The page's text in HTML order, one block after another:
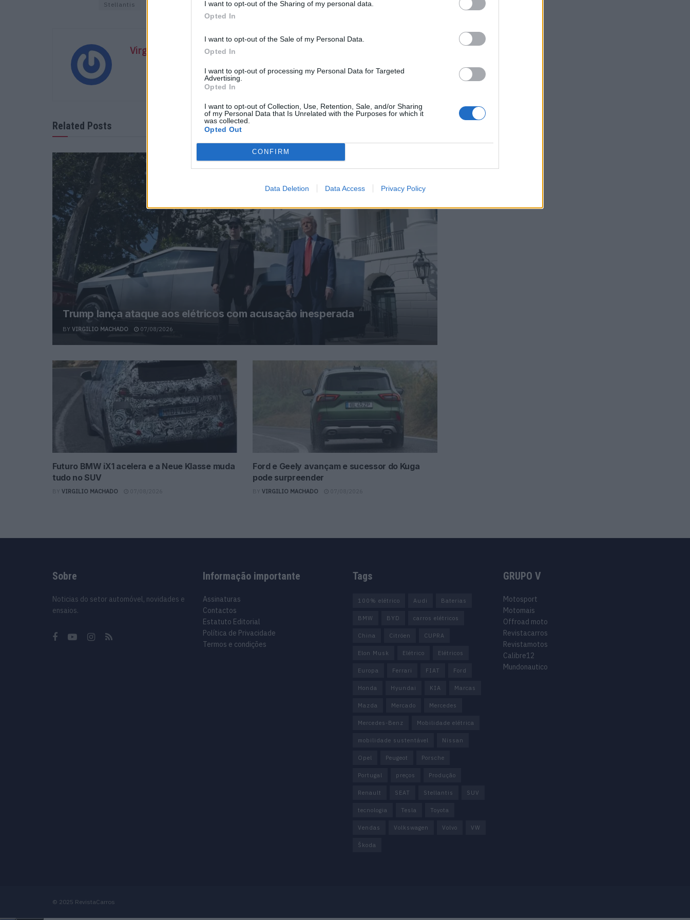
I want to opt-out of the Sharing of my personal data.
Opted In
I want to opt-out of the Sale of my Personal Data.
Opted In
I want to opt-out of processing my Personal Data for Targeted
Advertising.
Opted In
I want to opt-out of Collection, Use, Retention, Sale, and/or Sharing
of my Personal Data that Is Unrelated with the Purposes for which it
was collected.
Opted Out
CONFIRM
Data Deletion Data Access Privacy Policy
Stellantis
Virgilio Machado
Related Posts
Trump lança ataque aos elétricos com acusação inesperada
BY VIRGILIO MACHADO 07/08/2026
Futuro BMW iX1 acelera e a Neue Klasse muda
tudo no SUV
BY VIRGILIO MACHADO 07/08/2026
Ford e Geely avançam e sucessor do Kuga
pode surpreender
BY VIRGILIO MACHADO 07/08/2026
Sobre
Noticias do setor automóvel, novidades e
ensaios.
Informação importante
Assinaturas
Contactos
Estatuto Editorial
Política de Privacidade
Termos e condições
Tags
100% elétrico Audi Baterias
BMW BYD carros elétricos
China Citröen CUPRA
Elon Musk Elétrico Elétricos
Europa Ferrari FIAT Ford
Honda Hyundai KIA Marcas
Mazda Mercado Mercedes
Mercedes-Benz Mobilidade elétrica
mobilidade sustentável Nissan
Opel Peugeot Porsche
Portugal preços Produção
Renault SEAT Stellantis SUV
tecnologia Tesla Toyota
Vendas Volkswagen Volvo VW
Škoda
GRUPO V
Motosport
Motomais
Offroad moto
Revistacarros
Revistamotos
Calibre12
Mundonautico
© 2025 RevistaCarros